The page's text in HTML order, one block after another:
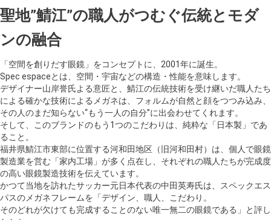
聖地”鯖江”の職人がつむぐ伝統とモダ
ンの融合
「空間を創りだす眼鏡」をコンセプトに、2001年に誕生。
Spec espaceとは、空間・宇宙などの構造・性能を意味します。
デザイナー山岸誉氏よる意匠と、鯖江の伝統技術を受け継いだ職人たち
による確かな技術によるメガネは、フォルムが自然と顔をつつみ込み、
その人のまだ知らない“もう一人の自分”に出会わせてくれます。
そして、このブランドのもう1つのこだわりは、純粋な「日本製」であ
ること。
福井県鯖江市東部に位置する河和田地区（旧河和田村）は、個人で眼鏡
製造業を営む「家内工場」が多く点在し、それぞれの職人たちが完成度
の高い眼鏡製造技術を伝えています。
かつて当地を訪れたサッカー元日本代表の中田英寿氏は、スペックエス
パスのメガネフレームを「デザイン、職人、こだわり。
そのどれが欠けても完成することのない唯一無二の眼鏡である」と評し